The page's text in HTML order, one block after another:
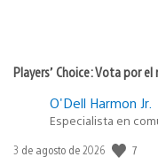
Players’ Choice: Vota por
O'Dell Harmon Jr.
Especialista en
Fecha
3 de agosto de 2026 7